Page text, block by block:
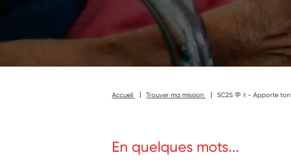
Accueil Trouver ma mission SC2S 💬🚶- Apporte
En quelques mots...